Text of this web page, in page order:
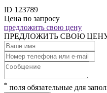
ID 123789
Цена по запросу
предложить свою цену
ПРЕДЛОЖИТЬ СВОЮ
* поля обязательные для